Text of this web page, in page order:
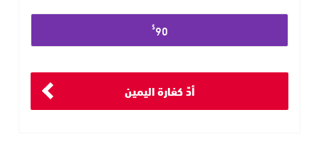
حدد
التبرع
$90
أدِّ كفارة اليمين